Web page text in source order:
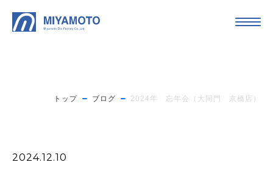
トップ ブログ 2024年 忘年会（大同門 京橋店）
2024.12.10